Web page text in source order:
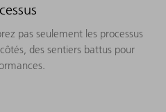
pas seulement les processus
des sentiers battus pour